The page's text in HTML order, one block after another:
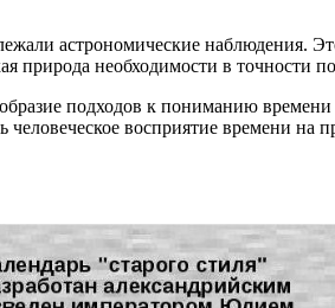
астрономические наблюдения.
природа необходимости в точности
подходов к пониманию
человеческое восприятие времени на